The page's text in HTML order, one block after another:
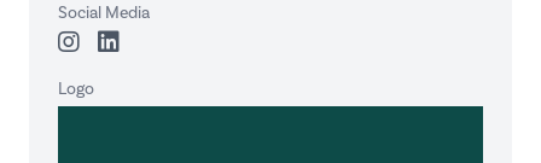
Social Media
Logo